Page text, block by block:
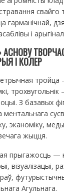
свайго
гарманічнай,
і
АСНОВУ
І КОЛЕР
тройца
трохвугольнік
З базавых
ментальнага
эканоміку,
жыцця.
прыгажосць —
візуалізацыі,
Агульнага.